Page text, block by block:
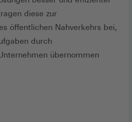
diese zur
öffentlichen Nahverkehrs bei,
durch
übernommen